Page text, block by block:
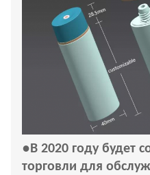
●В 2020 году будет
торговли для